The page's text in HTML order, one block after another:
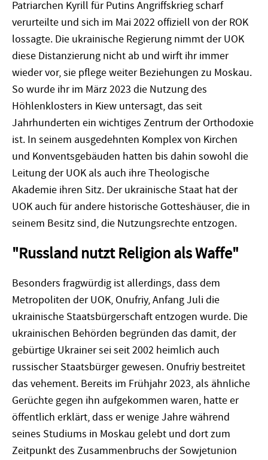
Patriarchen Kyrill für Putins Angriffskrieg scharf
verurteilte und sich im Mai 2022 offiziell von der ROK
lossagte. Die ukrainische Regierung nimmt der UOK
diese Distanzierung nicht ab und wirft ihr immer
wieder vor, sie pflege weiter Beziehungen zu Moskau.
So wurde ihr im März 2023 die Nutzung des
Höhlenklosters in Kiew untersagt, das seit
Jahrhunderten ein wichtiges Zentrum der Orthodoxie
ist. In seinem ausgedehnten Komplex von Kirchen
und Konventsgebäuden hatten bis dahin sowohl die
Leitung der UOK als auch ihre Theologische
Akademie ihren Sitz. Der ukrainische Staat hat der
UOK auch für andere historische Gotteshäuser, die in
seinem Besitz sind, die Nutzungsrechte entzogen.
"Russland nutzt Religion als Waffe"
Besonders fragwürdig ist allerdings, dass dem
Metropoliten der UOK, Onufriy, Anfang Juli die
ukrainische Staatsbürgerschaft entzogen wurde. Die
ukrainischen Behörden begründen das damit, der
gebürtige Ukrainer sei seit 2002 heimlich auch
russischer Staatsbürger gewesen. Onufriy bestreitet
das vehement. Bereits im Frühjahr 2023, als ähnliche
Gerüchte gegen ihn aufgekommen waren, hatte er
öffentlich erklärt, dass er wenige Jahre während
seines Studiums in Moskau gelebt und dort zum
Zeitpunkt des Zusammenbruchs der Sowjetunion